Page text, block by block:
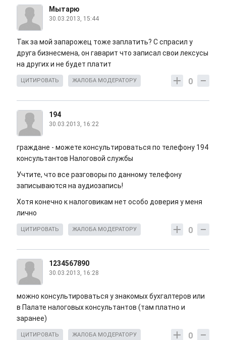
Мытарю
30.03.2013, 15:44
Так за мой запарожец тоже заплатить? С спрасил у
друга бизнесмена, он гаварит что записал свои лексусы
на других и не будет платит
0
ЦИТИРОВАТЬ ЖАЛОБА МОДЕРАТОРУ
194
30.03.2013, 16:22
граждане - можете консультироваться по телефону 194
консультантов Налоговой службы
Учтите, что все разговоры по данному телефону
записываются на аудиозапись!
Хотя конечно к налоговикам нет особо доверия у меня
лично
0
ЦИТИРОВАТЬ ЖАЛОБА МОДЕРАТОРУ
1234567890
30.03.2013, 16:28
можно консультироваться у знакомых бухгалтеров или
в Палате налоговых консультантов (там платно и
заранее)
0
ЦИТИРОВАТЬ ЖАЛОБА МОДЕРАТОРУ